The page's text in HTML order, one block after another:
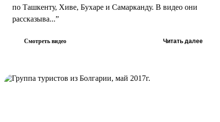
по Ташкенту, Хиве, Бухаре и Самарканду. В видео они
рассказыва...”
Смотреть видео Читать далее